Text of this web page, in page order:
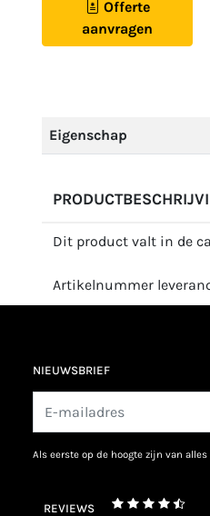
Offerte
aanvragen
Eigenschap
Dit product valt in de
Artikelnummer
NIEUWSBRIEF
als eerste op de hoogte zijn van
REVIEWS